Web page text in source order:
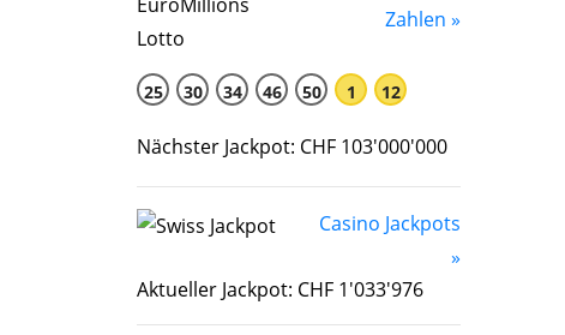
Zahlen »
25 30 34 46 50 1 12
Nächster Jackpot: CHF 103'000'000
Casino Jackpots
»
Aktueller Jackpot: CHF 1'033'976